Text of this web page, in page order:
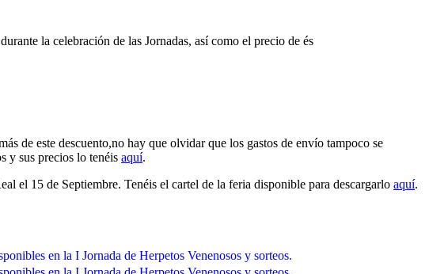
la celebración de las Jornadas, así como el precio de és
de este descuento,no hay que olvidar que los gastos de envío tampoco se
y sus precios lo tenéis aquí.
el 15 de Septiembre. Tenéis el cartel de la feria disponible para descargarlo aquí.